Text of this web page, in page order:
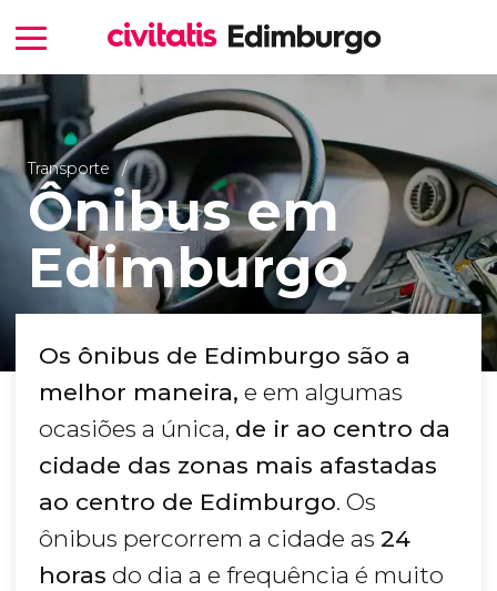
Transporte
Ônibus em
Edimburgo
Os ônibus de Edimburgo são a
melhor maneira, e em algumas
ocasiões a única, de ir ao centro da
cidade das zonas mais afastadas
ao centro de Edimburgo. Os
ônibus percorrem a cidade as 24
horas do dia a e frequência é muito